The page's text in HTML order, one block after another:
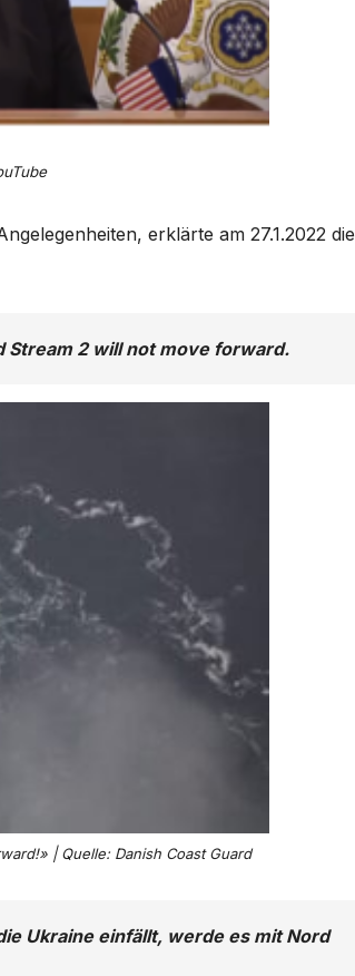
erklärte am 27.1.2022 die
Stream 2 will not move forward.
| Quelle: Danish Coast Guard
Ukraine einfällt, werde es mit Nord